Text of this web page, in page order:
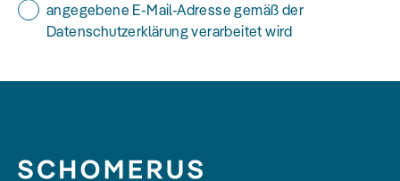
angegebene E-Mail-Adresse gemäß der
Datenschutzerklärung verarbeitet wird